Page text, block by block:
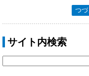
つ
サイト内検索